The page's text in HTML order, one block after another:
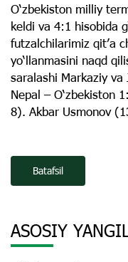
O‘zbekiston milliy
keldi va 4:1 hisobida
futzalchilarimiz qit’a
yo‘llanmasini naqd
saralashi Markaziy va
Nepal – O‘zbekiston
8). Akbar Usmonov
Batafsil
ASOSIY